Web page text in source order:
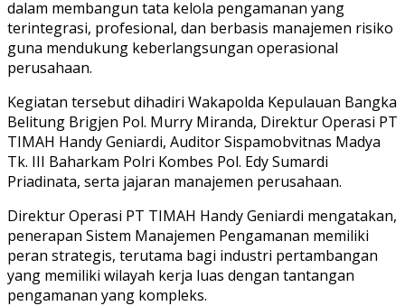
dalam membangun tata kelola pengamanan yang
terintegrasi, profesional, dan berbasis manajemen risiko
guna mendukung keberlangsungan operasional
perusahaan.
Kegiatan tersebut dihadiri Wakapolda Kepulauan Bangka
Belitung Brigjen Pol. Murry Miranda, Direktur Operasi PT
TIMAH Handy Geniardi, Auditor Sispamobvitnas Madya
Tk. III Baharkam Polri Kombes Pol. Edy Sumardi
Priadinata, serta jajaran manajemen perusahaan.
Direktur Operasi PT TIMAH Handy Geniardi mengatakan,
penerapan Sistem Manajemen Pengamanan memiliki
peran strategis, terutama bagi industri pertambangan
yang memiliki wilayah kerja luas dengan tantangan
pengamanan yang kompleks.